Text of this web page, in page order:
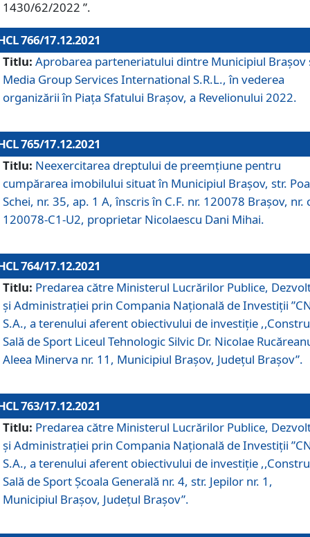
1430/62/2022 ”.
766/17.12.2021
Titlu: Aprobarea parteneriatului dintre Municipiul Brașov
Media Group Services International S.R.L., în vederea
organizării în Piața Sfatului Brașov, a Revelionului 2022.
765/17.12.2021
Titlu: Neexercitarea dreptului de preemţiune pentru
cumpărarea imobilului situat în Municipiul Braşov, str.
Schei, nr. 35, ap. 1 A, înscris în C.F. nr. 120078 Brașov, nr.
120078-C1-U2, proprietar Nicolaescu Dani Mihai.
764/17.12.2021
Titlu: Predarea către Ministerul Lucrărilor Publice,
și Administrației prin Compania Naţională de Investiţii
S.A., a terenului aferent obiectivului de investiţie
Sală de Sport Liceul Tehnologic Silvic Dr. Nicolae
Aleea Minerva nr. 11, Municipiul Brașov, Județul Brașov”.
763/17.12.2021
Titlu: Predarea către Ministerul Lucrărilor Publice,
și Administrației prin Compania Naţională de Investiţii
S.A., a terenului aferent obiectivului de investiție
Sală de Sport Școala Generală nr. 4, str. Jepilor nr. 1,
Municipiul Brașov, Județul Brașov”.